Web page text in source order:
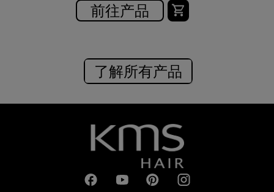
前往产品
了解所有产品